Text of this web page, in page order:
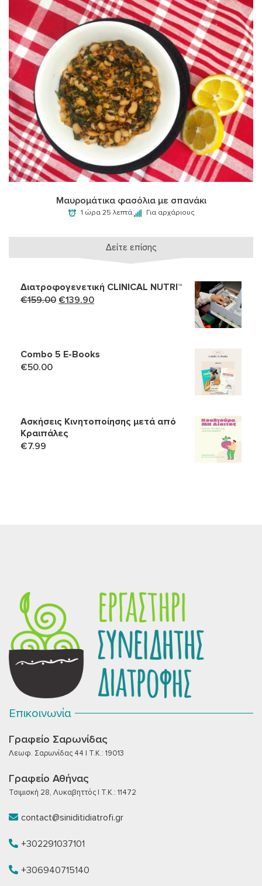
Μαυρομάτικα φασόλια με σπανάκι
1 ώρα 25 λεπτά. Για αρχάριους
Δείτε επίσης
Διατροφογενετική CLINICAL NUTRI™
€159.00 Original
€139.90Η
€139.90.
Combo 5 Ε-Books
€50.00
Ασκήσεις Κινητοποίησης μετά από
Κραιπάλες
€7.99
Επικοινωνία
Γραφείο Σαρωνίδας
Λεωφ. Σαρωνίδας 44 | T.K.: 19013
Γραφείο Αθήνας
Τσιμισκή 28, Λυκαβηττός | T.K.: 11472
contact@siniditidiatrofi.gr
+302291037101
+306940715140